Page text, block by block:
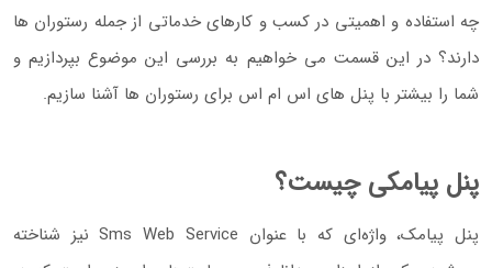
چه استفاده و اهمیتی در کسب و کارهای خدماتی از جمله رستوران ها
دارند؟ در این قسمت می خواهیم به بررسی این موضوع بپردازیم و
شما را بیشتر با پنل های اس ام اس برای رستوران ها آشنا سازیم.
پنل پیامکی چیست؟
پنل پیامک، واژه‌ای که با عنوان Sms Web Service نیز شناخته